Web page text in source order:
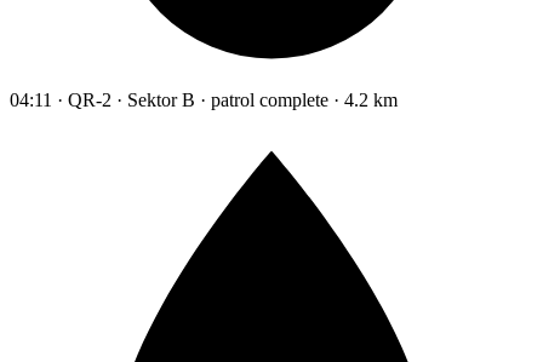
04:11 · QR-2 · Sektor B · patrol complete · 4.2 km